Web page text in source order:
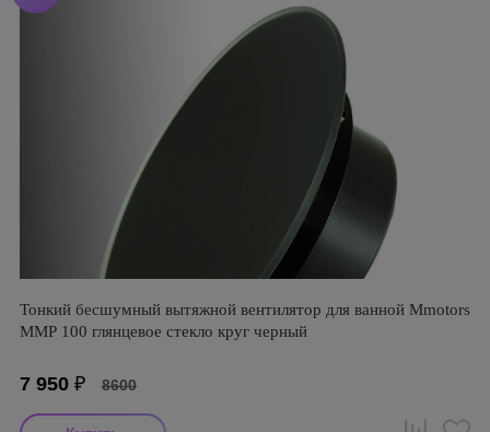
Тонкий бесшумный вытяжной вентилятор для ванной Mmotors
ММР 100 глянцевое стекло круг черный
7 950 ₽ 8600